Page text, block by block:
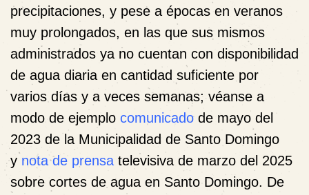
precipitaciones, y pese a épocas en veranos
muy prolongados, en las que sus mismos
administrados ya no cuentan con disponibilidad
de agua diaria en cantidad suficiente por
varios días y a veces semanas; véanse a
modo de ejemplo comunicado de mayo del
2023 de la Municipalidad de Santo Domingo
y nota de prensa televisiva de marzo del 2025
sobre cortes de agua en Santo Domingo. De